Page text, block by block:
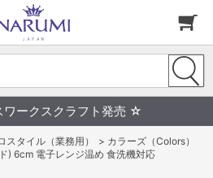
ークスクラフト発売 ☆
スタイル（業務用） > カラーズ（Colors）
) 6cm 電子レンジ温め 食洗機対応